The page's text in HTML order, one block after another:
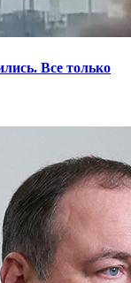
Все только